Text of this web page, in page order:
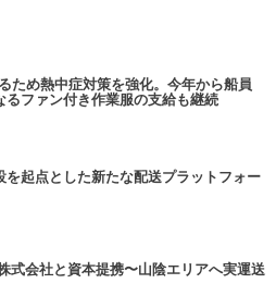
ため熱中症対策を強化。今年から船員
ファン付き作業服の支給も継続
起点とした新たな配送プラットフォー
会社と資本提携〜山陰エリアへ実運送